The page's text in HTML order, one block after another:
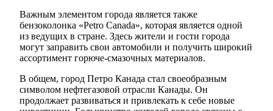
Важным элементом города является также
бензоколонка «Petro Canada», которая является одной
из ведущих в стране. Здесь жители и гости города
могут заправить свои автомобили и получить широкий
ассортимент горюче-смазочных материалов.
В общем, город Петро Канада стал своеобразным
символом нефтегазовой отрасли Канады. Он
продолжает развиваться и привлекать к себе новые